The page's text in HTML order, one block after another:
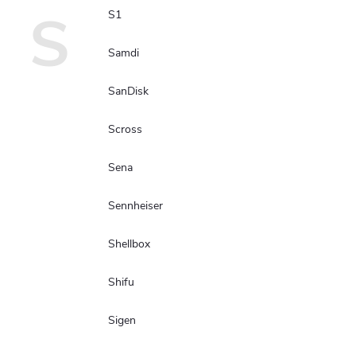
S S1
Samdi
SanDisk
Scross
Sena
Sennheiser
Shellbox
Shifu
Sigen